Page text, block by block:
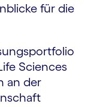
für die
Sciences
an der